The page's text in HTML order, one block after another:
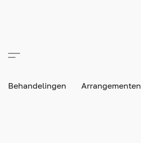
Behandelingen Arrangementen